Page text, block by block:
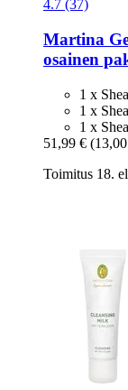
4.7 (37)
Martina
osainen
1 x
1 x
1 x
51,99 €
Toimitus 18.